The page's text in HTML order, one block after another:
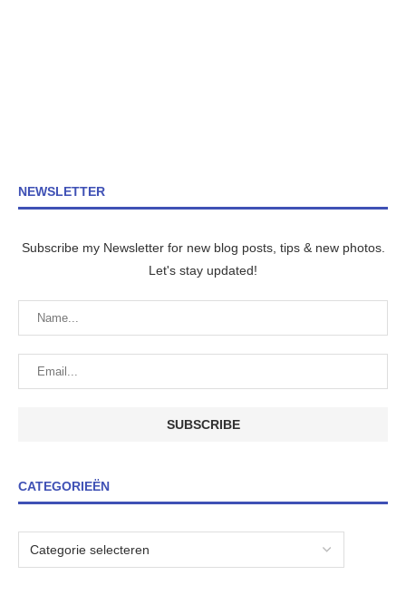
NEWSLETTER
Subscribe my Newsletter for new blog posts, tips & new photos.
Let's stay updated!
CATEGORIEËN